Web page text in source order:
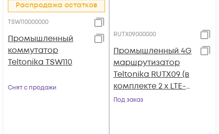
Распродажа остатков
TSW110000000
Промышленный
коммутатор
Teltonika TSW110
Снят с продажи
RUTX09000000
Промышленный 4G
маршрутизатор
Teltonika RUTX09 (в
комплекте 2 х LTE-
антенны, GNSS-
Под заказ